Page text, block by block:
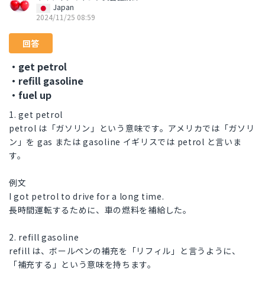
Japan
2024/11/25 08:59
回答
・get petrol
・refill gasoline
・fuel up
1. get petrol
petrol は「ガソリン」という意味です。アメリカでは「ガソリ
ン」を gas または gasoline イギリスでは petrol と言いま
す。
例文
I got petrol to drive for a long time.
長時間運転するために、車の燃料を補給した。
2. refill gasoline
refill は、ボールペンの補充を「リフィル」と言うように、
「補充する」という意味を持ちます。